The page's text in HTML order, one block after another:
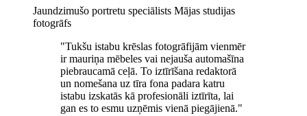
Jaundzimušo portretu speciālists Mājas studijas
fotogrāfs
"Tukšu istabu krēslas fotogrāfijām vienmēr
ir mauriņa mēbeles vai nejauša automašīna
piebraucamā ceļā. To iztīrīšana redaktorā
un nomešana uz tīra fona padara katru
istabu izskatās kā profesionāli iztīrīta, lai
gan es to esmu uzņēmis vienā piegājienā."